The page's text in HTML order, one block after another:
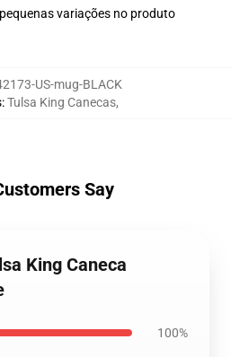
variações no produto
US-mug-BLACK
:Tulsa King Canecas,
Say
King Caneca
100%